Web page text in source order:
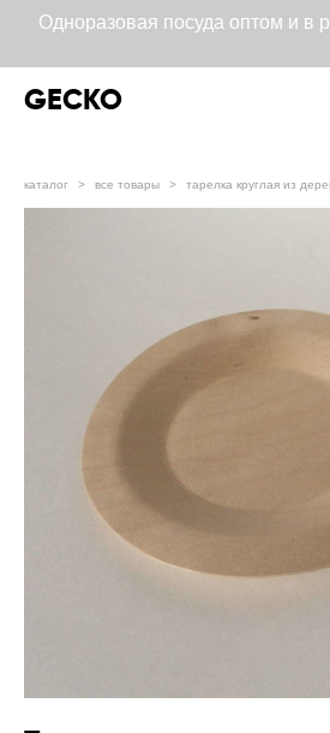
Одноразовая посуда оптом и
GECKO
каталог > все товары > тарелка круглая из